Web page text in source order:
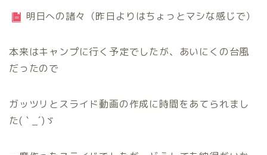
明日への諸々（昨日よりはちょっとマシな感じで）
本来はキャンプに行く予定でしたが、あいにくの台風
だったので
ガッツリとスライド動画の作成に時間をあてられまし
た(｀_´)ゞ